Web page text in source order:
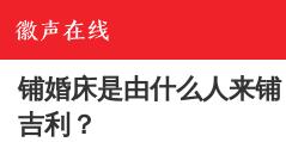
铺婚床是由什么人来
吉利？